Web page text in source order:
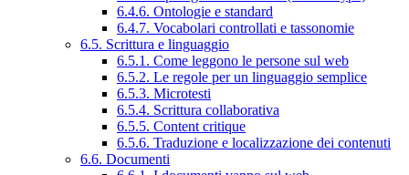
6.4.6. Ontologie e standard
6.4.7. Vocabolari controllati e tassonomie
6.5. Scrittura e linguaggio
6.5.1. Come leggono le persone sul web
6.5.2. Le regole per un linguaggio semplice
6.5.3. Microtesti
6.5.4. Scrittura collaborativa
6.5.5. Content critique
6.5.6. Traduzione e localizzazione dei contenuti
6.6. Documenti